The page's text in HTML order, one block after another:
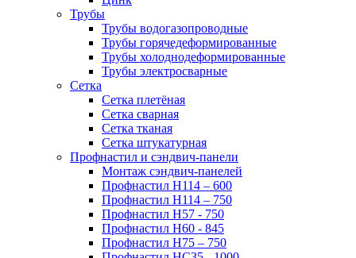
Трубы
Трубы водогазопроводные
Трубы горячедеформированные
Трубы холоднодеформированные
Трубы электросварные
Сетка
Сетка плетёная
Сетка сварная
Сетка тканая
Сетка штукатурная
Профнастил и сэндвич-панели
Монтаж сэндвич-панелей
Профнастил Н114 – 600
Профнастил Н114 – 750
Профнастил Н57 - 750
Профнастил Н60 - 845
Профнастил Н75 – 750